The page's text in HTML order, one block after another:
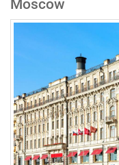
Moscow